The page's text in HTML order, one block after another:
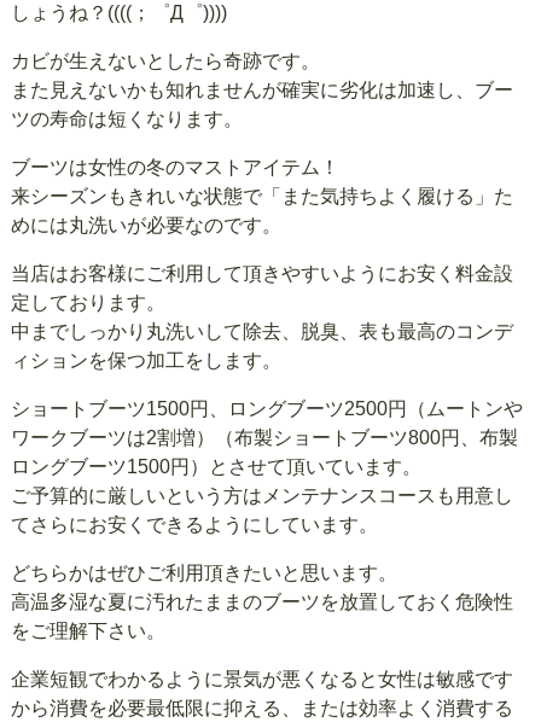
しょうね？((((；゜Д゜))))
カビが生えないとしたら奇跡です。
また見えないかも知れませんが確実に劣化は加速し、ブー
ツの寿命は短くなります。
ブーツは女性の冬のマストアイテム！
来シーズンもきれいな状態で「また気持ちよく履ける」た
めには丸洗いが必要なのです。
当店はお客様にご利用して頂きやすいようにお安く料金設
定しております。
中までしっかり丸洗いして除去、脱臭、表も最高のコンデ
ィションを保つ加工をします。
ショートブーツ1500円、ロングブーツ2500円（ムートンや
ワークブーツは2割増）（布製ショートブーツ800円、布製
ロングブーツ1500円）とさせて頂いています。
ご予算的に厳しいという方はメンテナンスコースも用意し
てさらにお安くできるようにしています。
どちらかはぜひご利用頂きたいと思います。
高温多湿な夏に汚れたままのブーツを放置しておく危険性
をご理解下さい。
企業短観でわかるように景気が悪くなると女性は敏感です
から消費を必要最低限に抑える、または効率よく消費する